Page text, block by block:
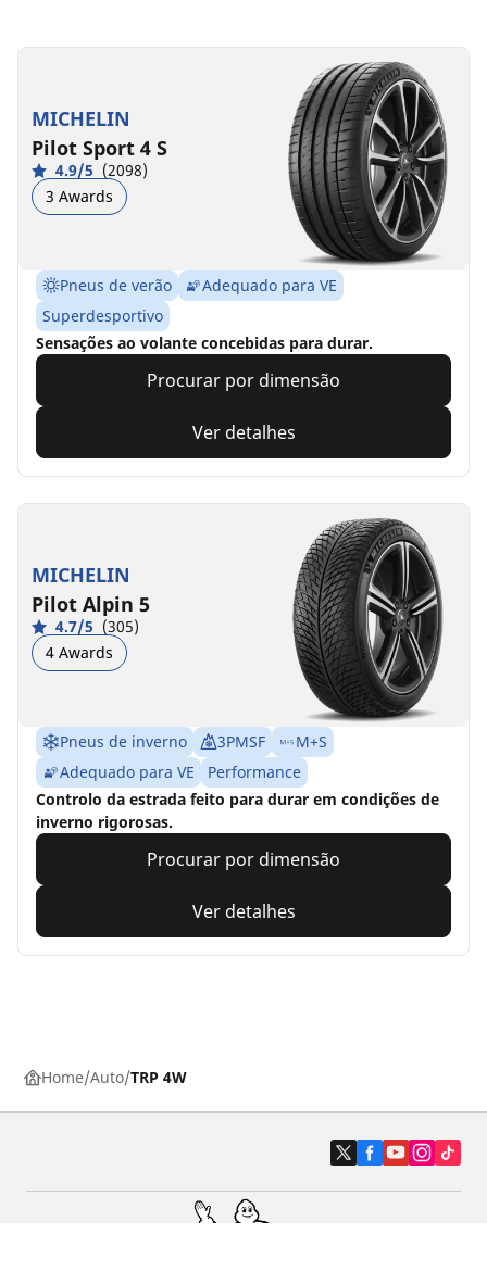
MICHELIN
Pilot Sport 4 S
4.9/5 (2098)
3 Awards
Pneus de verão
Adequado para VE
Superdesportivo
Sensações ao volante concebidas para durar.
Procurar por dimensão
Ver detalhes
MICHELIN
Pilot Alpin 5
4.7/5 (305)
4 Awards
Pneus de inverno 3PMSF
M+S
Adequado para VE
Performance
Controlo da estrada feito para durar em condições de
inverno rigorosas.
Procurar por dimensão
Ver detalhes
Home Auto TRP 4W